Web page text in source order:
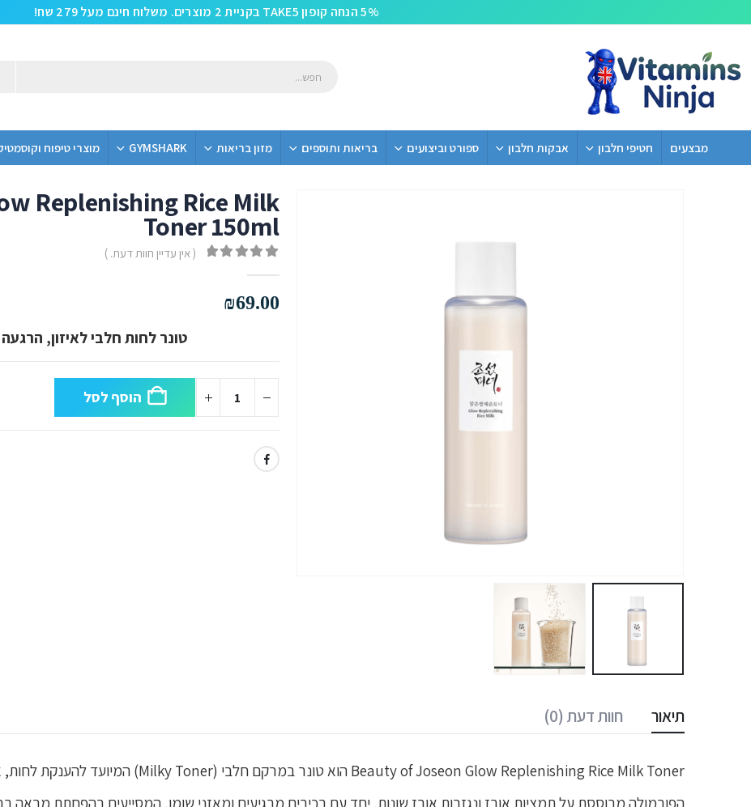
5% הנחה קופון TAKE5 בקניית 2 מוצרים. משלוח חינם מעל 279 שח!
מבצעים חטיפי חלבון אבקות חלבון ספורט וביצועים בריאות ותוספים מזון בריאות GYMSHARK מוצרי טיפוח
Replenishing Rice Milk
Toner 150ml
( אין עדיין חוות דעת. )
₪69.00
טונר לחות חלבי לאיזון,
הוסף לסל
תיאור חוות דעת (0)
Beauty of Joseon Glow Replenishing Rice Milk Toner הוא טונר במרקם חלבי (Milky Toner) המיועד להענקת לחות, איזון ושיפור מראה העור מיד לאחר הניקוי.
הפורמולה מבוססת על תמציות אורז ונגזרות אורז שונות, יחד עם רכיבים מרגיעים ומאזני שומן, המסייעים בהפחתת מראה